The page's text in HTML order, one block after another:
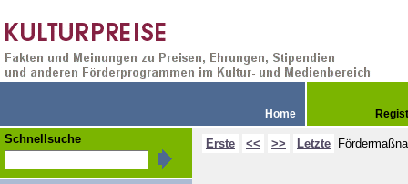
Home
Erste << >> Letzte
Schnellsuche